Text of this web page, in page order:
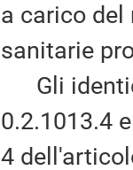
a carico del
sanitarie
Gli
0.2.1013.4
4